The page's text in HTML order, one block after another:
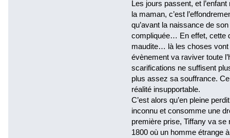
Les jours passent, et
la maman, c’est
qu’avant la naissance de
compliquée… En effet, cette
maudite… là les choses vont
évènement va raviver toute
scarifications ne suffisent
plus assez sa souffrance.
réalité insupportable.
C’est alors qu’en pleine
inconnu et consomme une
première prise, Tiffany va
1800 où un homme étrange